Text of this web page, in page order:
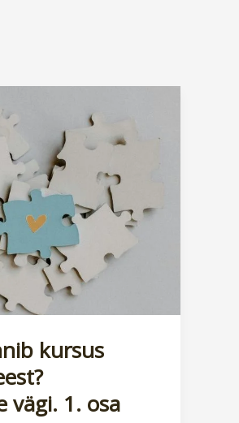
kursus
vägi. 1. osa